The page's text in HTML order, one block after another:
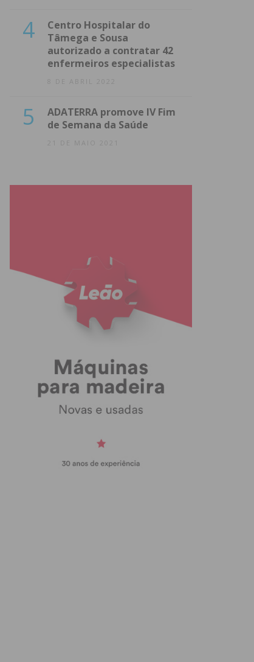
4
Centro Hospitalar do
Tâmega e Sousa
autorizado a contratar 42
enfermeiros especialistas
8 DE ABRIL 2022
5
ADATERRA promove IV Fim
de Semana da Saúde
21 DE MAIO 2021